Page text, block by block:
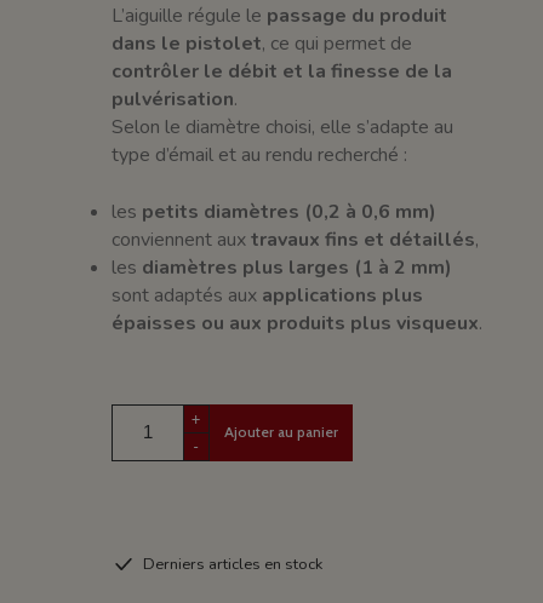
L’aiguille régule le passage du produit
dans le pistolet, ce qui permet de
contrôler le débit et la finesse de la
pulvérisation.
Selon le diamètre choisi, elle s’adapte au
type d’émail et au rendu recherché :
les petits diamètres (0,2 à 0,6 mm)
conviennent auxtravaux fins et détaillés,
les diamètres plus larges (1 à 2 mm)
sont adaptés aux applications plus
épaisses ou aux produits plus visqueux.
+
-
Ajouter au panier
Derniers articles en stock